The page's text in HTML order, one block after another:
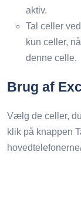
aktiv.
Tal celler
kun celler,
denne celle.
Brug af
Vælg de celler,
klik på knappen